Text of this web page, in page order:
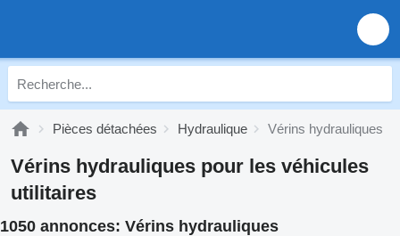
Pièces détachées Hydraulique Vérins hydrauliques
Vérins hydrauliques pour les véhicules
utilitaires
1050 annonces: Vérins hydrauliques